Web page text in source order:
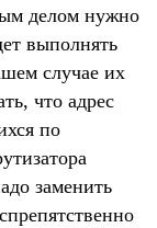
делом нужно
выполнять
случае их
что адрес
по
заменить